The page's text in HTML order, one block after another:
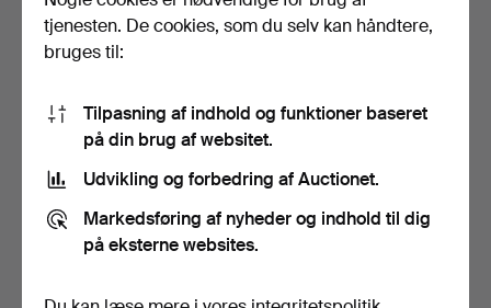
BROCHE, guld, 18K, med
slebet sten, totalv…
4 dage
202 USD
BROCHE, guld, 18K, med
perle, formentlig s…
95 USD
tjenesten. De cookies, som du selv kan håndtere,
bruges til:
Tilpasning af indhold og funktioner baseret
på din brug af websitet.
Udvikling og forbedring af Auctionet.
Markedsføring af nyheder og indhold til dig
på eksterne websites.